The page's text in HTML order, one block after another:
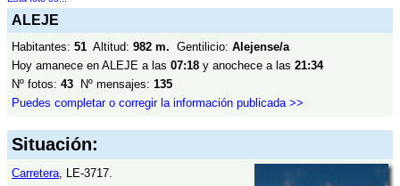
ALEJE
Habitantes: 51 Altitud: 982 m. Gentilicio: Alejense/a
Hoy amanece en ALEJE a las 07:18 y anochece a las 21:34
Nº fotos: 43 Nº mensajes: 135
Puedes completar o corregir la información publicada >>
Situación:
Carretera, LE-3717.